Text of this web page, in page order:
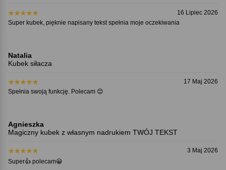
16 Lipiec 2026
Super kubek, pięknie napisany tekst spełnia moje oczekiwania
Kubek siłacza
Natalia
17 Maj 2026
Spełnia swoją funkcję. Polecam 😊
Magiczny kubek z własnym nadrukiem TWÓJ TEKST
Agnieszka
3 Maj 2026
Super👍 polecam😀